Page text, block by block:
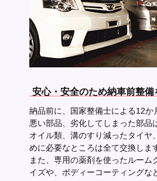
安心・安全のため納車前整備
納品前に、国家整備士による12
悪い部品、劣化してしまった部品
オイル類、溝のすり減ったタイ
めに必要なところは全て交換しま
また、専用の薬剤を使ったルー
イズや、ボディーコーティングな